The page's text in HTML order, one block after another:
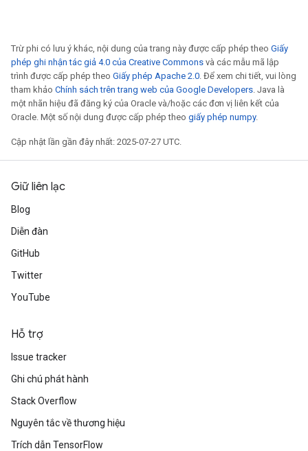
Trừ phi có lưu ý khác, nội dung của trang này được cấp phép theo Giấy
phép ghi nhận tác giả 4.0 của Creative Commons và các mẫu mã lập
trình được cấp phép theo Giấy phép Apache 2.0. Để xem chi tiết, vui lòng
tham khảo Chính sách trên trang web của Google Developers. Java là
một nhãn hiệu đã đăng ký của Oracle và/hoặc các đơn vị liên kết của
Oracle. Một số nội dung được cấp phép theo giấy phép numpy.
Cập nhật lần gần đây nhất: 2025-07-27 UTC.
Giữ liên lạc
Blog
Diễn đàn
GitHub
Twitter
YouTube
Hỗ trợ
Issue tracker
Ghi chú phát hành
Stack Overflow
Nguyên tắc về thương hiệu
Trích dẫn TensorFlow